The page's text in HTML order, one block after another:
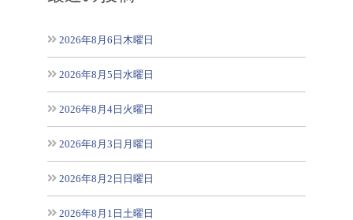
2026年8月6日木曜日
2026年8月5日水曜日
2026年8月4日火曜日
2026年8月3日月曜日
2026年8月2日日曜日
2026年8月1日土曜日